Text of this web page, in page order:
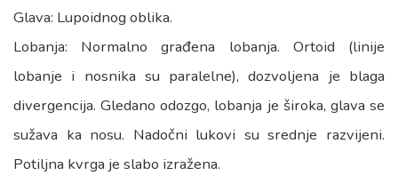
Glava: Lupoidnog oblika.
Lobanja: Normalno građena lobanja. Ortoid (linije
lobanje i nosnika su paralelne), dozvoljena je blaga
divergencija. Gledano odozgo, lobanja je široka, glava se
sužava ka nosu. Nadočni lukovi su srednje razvijeni.
Potiljna kvrga je slabo izražena.